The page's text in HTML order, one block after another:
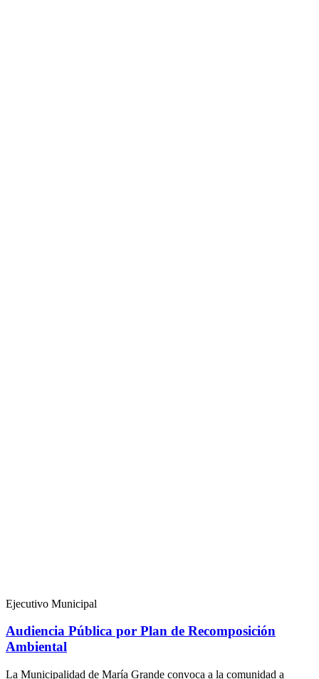
Ejecutivo Municipal
Audiencia Pública por Plan de Recomposición
Ambiental
La Municipalidad de María Grande convoca a la comunidad a